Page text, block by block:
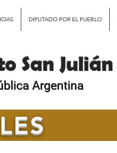
DIPUTADO POR EL PUEBLO
San Julián
Argentina